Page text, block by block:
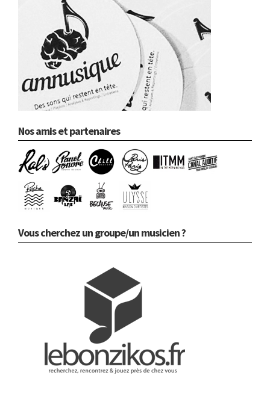
Nos amis et partenaires
Vous cherchez un groupe/un musicien ?